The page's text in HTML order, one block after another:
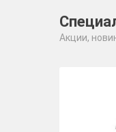
Акции,